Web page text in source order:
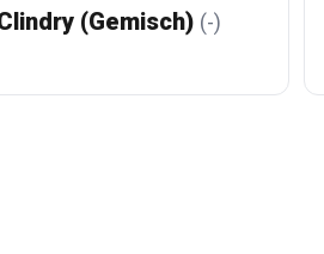
(Gemisch) (-)